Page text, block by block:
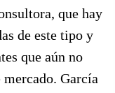
que hay
de este tipo y
que aún no
mercado. García